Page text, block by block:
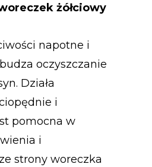
żółciowy
napotne i
oczyszczanie
Działa
i
pomocna w
i
strony woreczka